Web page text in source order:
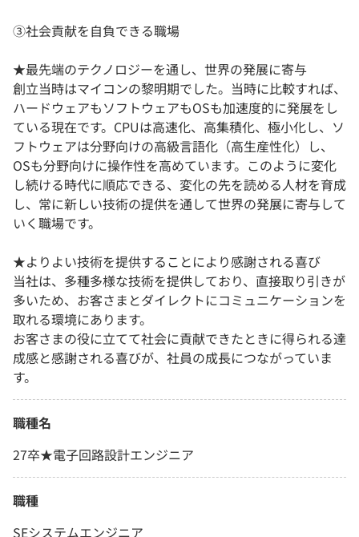
③社会貢献を自負できる職場
★最先端のテクノロジーを通し、世界の発展に寄与
創立当時はマイコンの黎明期でした。当時に比較すれば、
ハードウェアもソフトウェアもOSも加速度的に発展をし
ている現在です。CPUは高速化、高集積化、極小化し、ソ
フトウェアは分野向けの高級言語化（高生産性化）し、
OSも分野向けに操作性を高めています。このように変化
し続ける時代に順応できる、変化の先を読める人材を育成
し、常に新しい技術の提供を通して世界の発展に寄与して
いく職場です。
★よりよい技術を提供することにより感謝される喜び
当社は、多種多様な技術を提供しており、直接取り引きが
多いため、お客さまとダイレクトにコミュニケーションを
取れる環境にあります。
お客さまの役に立てて社会に貢献できたときに得られる達
成感と感謝される喜びが、社員の成長につながっていま
す。
職種名
27卒★電子回路設計エンジニア
職種
SEシステムエンジニア